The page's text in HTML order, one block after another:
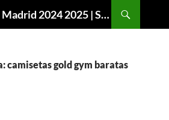
Chandal Atletico de Madrid 2024 2025 | SuperVigo
camisetas gold gym baratas